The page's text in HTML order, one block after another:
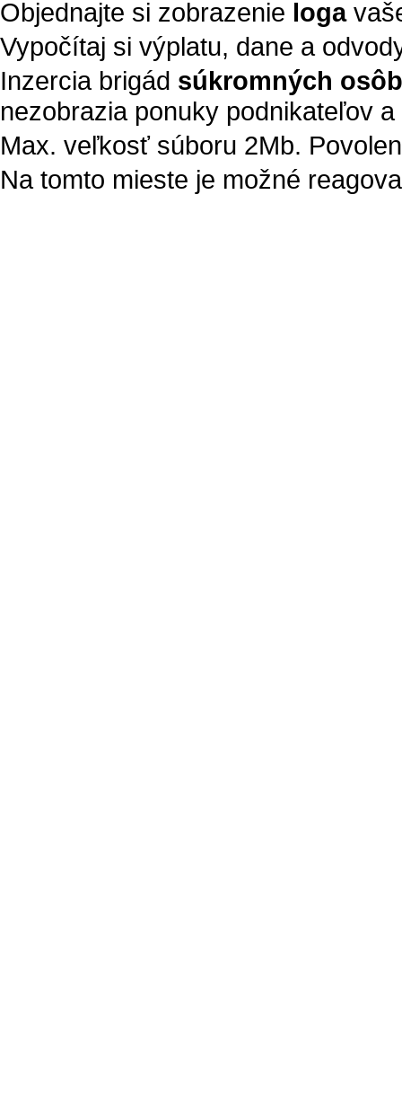
Objednajte si zobrazenie loga
Vypočítaj si výplatu, dane a
Inzercia brigád súkromných osôb
nezobrazia ponuky podnikateľov
Max. veľkosť súboru 2Mb.
Na tomto mieste je možné